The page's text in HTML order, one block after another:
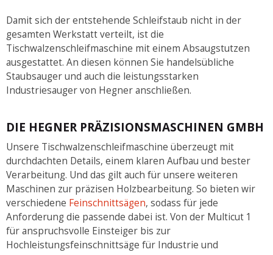
Damit sich der entstehende Schleifstaub nicht in der
gesamten Werkstatt verteilt, ist die
Tischwalzenschleifmaschine mit einem Absaugstutzen
ausgestattet. An diesen können Sie handelsübliche
Staubsauger und auch die leistungsstarken
Industriesauger von Hegner anschließen.
DIE HEGNER PRÄZISIONSMASCHINEN GMBH
Unsere Tischwalzenschleifmaschine überzeugt mit
durchdachten Details, einem klaren Aufbau und bester
Verarbeitung. Und das gilt auch für unsere weiteren
Maschinen zur präzisen Holzbearbeitung. So bieten wir
verschiedene Feinschnittsägen, sodass für jede
Anforderung die passende dabei ist. Von der Multicut 1
für anspruchsvolle Einsteiger bis zur
Hochleistungsfeinschnittsäge für Industrie und